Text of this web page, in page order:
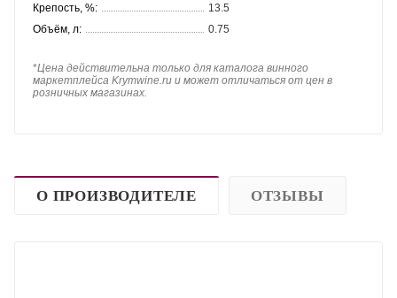
Крепость, %:
13.5
Объём, л:
0.75
*Цена действительна только для каталога винного
маркетплейса Krymwine.ru и может отличаться от цен в
розничных магазинах.
О ПРОИЗВОДИТЕЛЕ ОТЗЫВЫ